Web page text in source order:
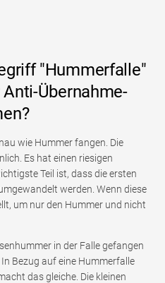
"Hummerfalle"
Übernahme-
wie Hummer fangen. Die
Es hat einen riesigen
Teil ist, dass die ersten
werden. Wenn diese
um nur den Hummer und nicht
in der Falle gefangen
Bezug auf eine Hummerfalle
das gleiche. Die kleinen